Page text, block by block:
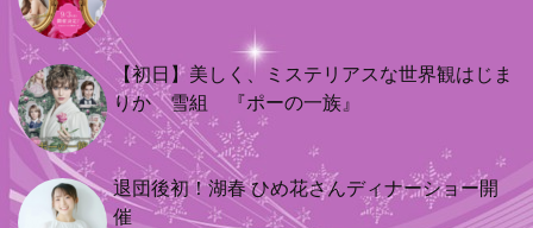
【初日】美しく、ミステリアスな世界観はじま
りか 雪組 『ポーの一族』
退団後初！湖春 ひめ花さんディナーショー開
催